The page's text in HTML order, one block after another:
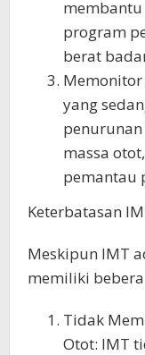
membantu
program
berat
Memonitor
yang
massa
pemantau
Keterbatasan
Meskipun IMT
memiliki
Tidak
Otot: IMT